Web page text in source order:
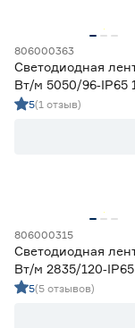
1
3
10
Напряжение (В)
5
806000363
Светодиодная
Вт/м 5050/96‑IP65
мультиколор 5 м
5(1 отзыв)
806000315
Светодиодная
Вт/м 2835/
дневной 5 м Geniled
5(5 отзывов)